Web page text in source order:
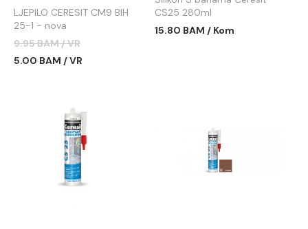
LJEPILO CERESIT CM9 BIH
25-1 - nova
9.95 BAM / VR
5.00 BAM / VR
CS25 280ml
15.80 BAM / Kom